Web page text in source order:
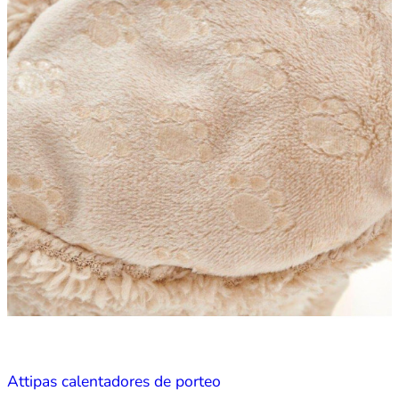
Attipas calentadores de porteo